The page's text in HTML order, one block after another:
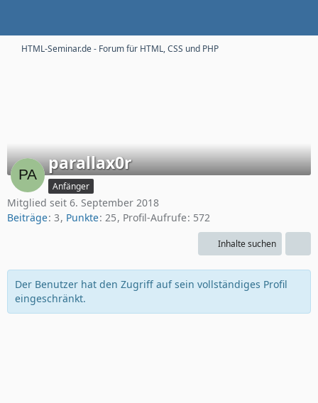
HTML-Seminar.de - Forum für HTML, CSS und PHP
parallax0r
Anfänger
Mitglied seit 6. September 2018
Beiträge 3 Punkte 25 Profil-Aufrufe 572
Inhalte suchen
Der Benutzer hat den Zugriff auf sein vollständiges Profil
eingeschränkt.